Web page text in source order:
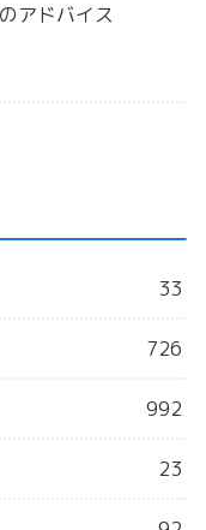
アドバイス
33
726
992
23